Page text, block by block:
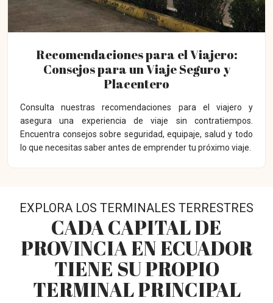
Recomendaciones para el Viajero:
Consejos para un Viaje Seguro y
Placentero
Consulta nuestras recomendaciones para el viajero y
asegura una experiencia de viaje sin contratiempos.
Encuentra consejos sobre seguridad, equipaje, salud y todo
lo que necesitas saber antes de emprender tu próximo viaje.
EXPLORA LOS TERMINALES TERRESTRES
CADA CAPITAL DE
PROVINCIA EN ECUADOR
TIENE SU PROPIO
TERMINAL PRINCIPAL